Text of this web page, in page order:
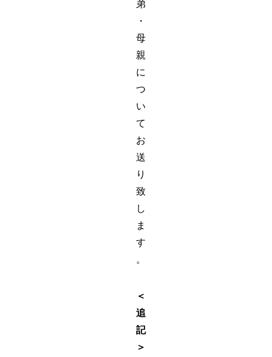
弟
・
母
親
に
つ
い
て
お
送
り
致
し
ま
す
。
＜
追
記
＞